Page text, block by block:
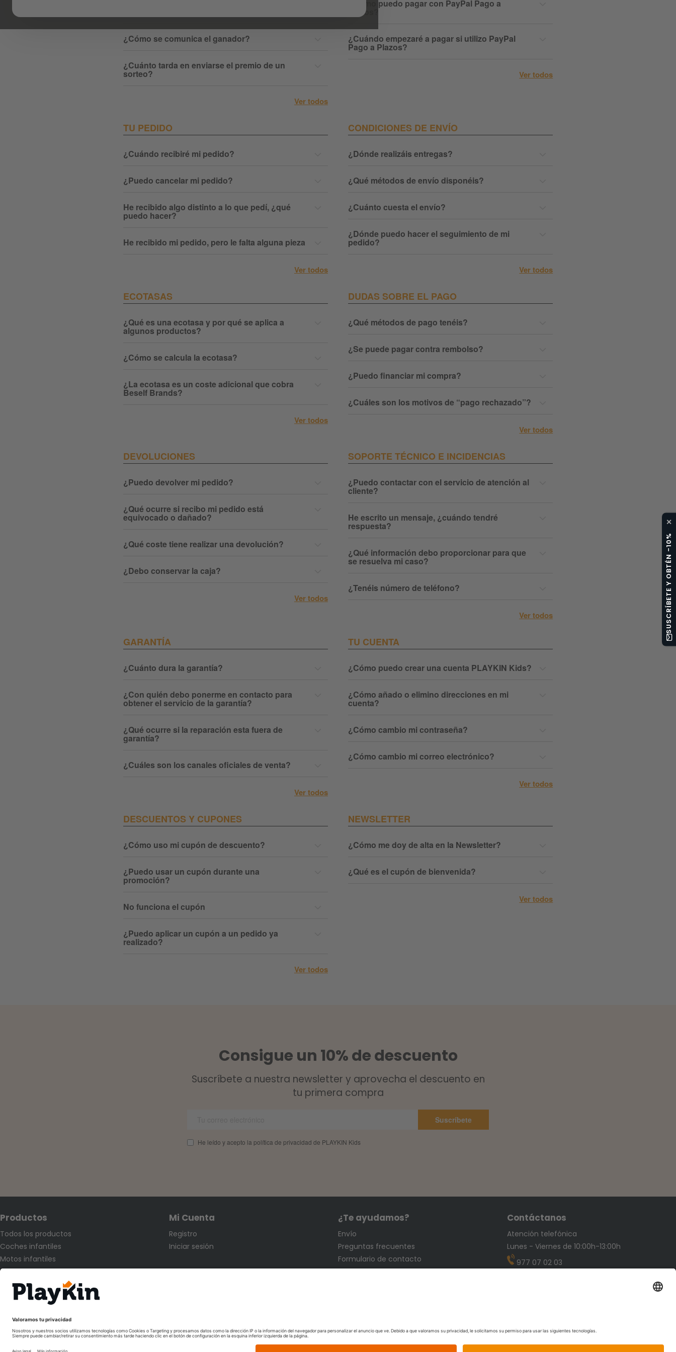
¿Cómo se comunica el ganador?
¿Cuánto tarda en enviarse el premio de un
sorteo?
Ver todos
¿Cómo puedo pagar con PayPal Pago a
Plazos?
¿Cuándo empezaré a pagar si utilizo PayPal
Pago a Plazos?
Ver todos
TU PEDIDO
¿Cuándo recibiré mi pedido?
¿Puedo cancelar mi pedido?
He recibido algo distinto a lo que pedí, ¿qué
puedo hacer?
He recibido mi pedido, pero le falta alguna pieza
Ver todos
CONDICIONES DE ENVÍO
¿Dónde realizáis entregas?
¿Qué métodos de envío disponéis?
¿Cuánto cuesta el envío?
¿Dónde puedo hacer el seguimiento de mi
pedido?
Ver todos
ECOTASAS
¿Qué es una ecotasa y por qué se aplica a
algunos productos?
¿Cómo se calcula la ecotasa?
¿La ecotasa es un coste adicional que cobra
Beself Brands?
Ver todos
DUDAS SOBRE EL PAGO
¿Qué métodos de pago tenéis?
¿Se puede pagar contra rembolso?
¿Puedo financiar mi compra?
¿Cuáles son los motivos de “pago rechazado”?
Ver todos
DEVOLUCIONES
¿Puedo devolver mi pedido?
¿Qué ocurre si recibo mi pedido está
equivocado o dañado?
¿Qué coste tiene realizar una devolución?
¿Debo conservar la caja?
Ver todos
SOPORTE TÉCNICO E INCIDENCIAS
¿Puedo contactar con el servicio de atención al
cliente?
He escrito un mensaje, ¿cuándo tendré
respuesta?
¿Qué información debo proporcionar para que
se resuelva mi caso?
¿Tenéis número de teléfono?
Ver todos
GARANTÍA
¿Cuánto dura la garantía?
¿Con quién debo ponerme en contacto para
obtener el servicio de la garantía?
¿Qué ocurre si la reparación esta fuera de
garantía?
¿Cuáles son los canales oficiales de venta?
Ver todos
TU CUENTA
¿Cómo puedo crear una cuenta PLAYKIN Kids?
¿Cómo añado o elimino direcciones en mi
cuenta?
¿Cómo cambio mi contraseña?
¿Cómo cambio mi correo electrónico?
Ver todos
DESCUENTOS Y CUPONES
¿Cómo uso mi cupón de descuento?
¿Puedo usar un cupón durante una
promoción?
No funciona el cupón
¿Puedo aplicar un cupón a un pedido ya
realizado?
Ver todos
NEWSLETTER
¿Cómo me doy de alta en la Newsletter?
¿Qué es el cupón de bienvenida?
Ver todos
Consigue un 10% de descuento
Suscríbete a nuestra newsletter y aprovecha el descuento en
tu primera compra
Suscríbete
He leído y acepto la política de privacidad de PLAYKIN Kids
✕
SUSCRÍBETE Y OBTÉN -10%
Productos
Todos los productos
Coches infantiles
Motos infantiles
Quads infantiles
Mi Cuenta
Registro
Iniciar sesión
¿Te ayudamos?
Envío
Preguntas frecuentes
Formulario de contacto
Contáctanos
Atención telefónica
Lunes - Viernes de 10:00h-13:00h
977 07 02 03
Síguenos